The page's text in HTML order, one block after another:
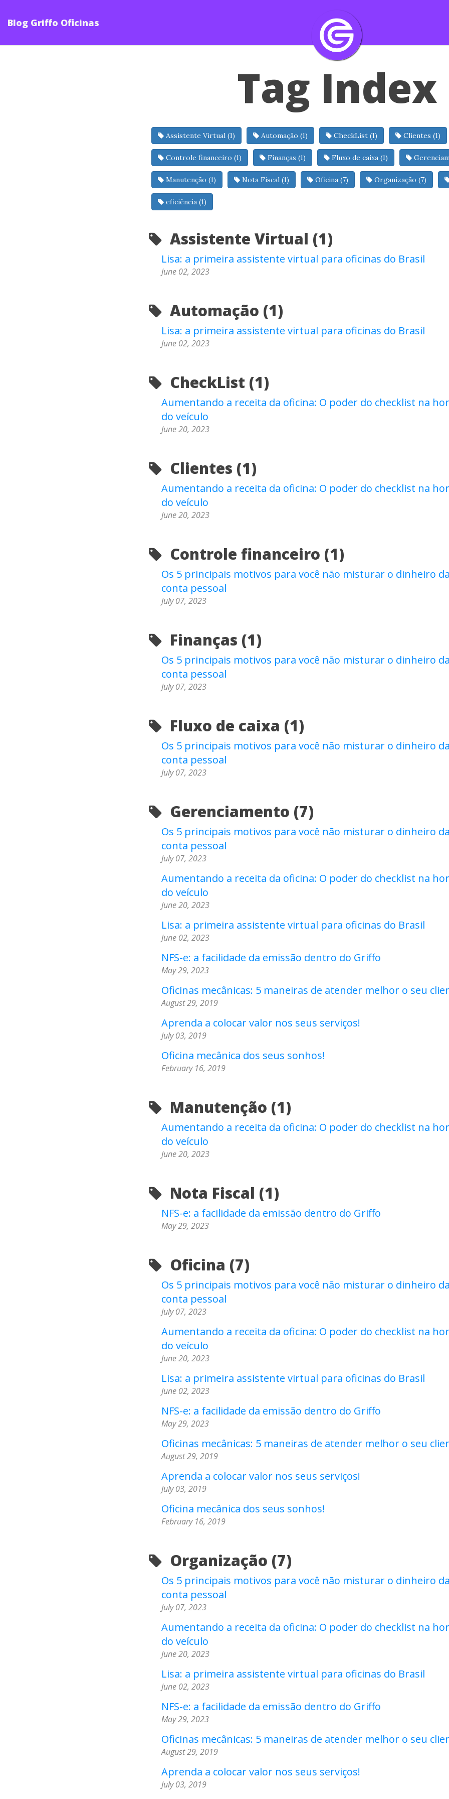
Blog Griffo Oficinas
Tag Index
Assistente Virtual (1) Automação (1) CheckList (1) Clientes (1)
Controle financeiro (1) Finanças (1) Fluxo de caixa (1)
Manutenção (1) Nota Fiscal (1) Oficina (7) Organização (7)
eficiência (1)
Assistente Virtual (1)
Lisa: a primeira assistente virtual para oficinas do Brasil
June 02, 2023
Automação (1)
Lisa: a primeira assistente virtual para oficinas do Brasil
June 02, 2023
CheckList (1)
Aumentando a receita da oficina: O poder do checklist na
do veículo
June 20, 2023
Clientes (1)
Aumentando a receita da oficina: O poder do checklist na
do veículo
June 20, 2023
Controle financeiro (1)
Os 5 principais motivos para você não misturar o dinheiro
conta pessoal
July 07, 2023
Finanças (1)
Os 5 principais motivos para você não misturar o dinheiro
conta pessoal
July 07, 2023
Fluxo de caixa (1)
Os 5 principais motivos para você não misturar o dinheiro
conta pessoal
July 07, 2023
Gerenciamento (7)
Os 5 principais motivos para você não misturar o dinheiro
conta pessoal
July 07, 2023
Aumentando a receita da oficina: O poder do checklist na
do veículo
June 20, 2023
Lisa: a primeira assistente virtual para oficinas do Brasil
June 02, 2023
NFS-e: a facilidade da emissão dentro do Griffo
May 29, 2023
Oficinas mecânicas: 5 maneiras de atender melhor o seu
August 29, 2019
Aprenda a colocar valor nos seus serviços!
July 03, 2019
Oficina mecânica dos seus sonhos!
February 16, 2019
Manutenção (1)
Aumentando a receita da oficina: O poder do checklist na
do veículo
June 20, 2023
Nota Fiscal (1)
NFS-e: a facilidade da emissão dentro do Griffo
May 29, 2023
Oficina (7)
Os 5 principais motivos para você não misturar o dinheiro
conta pessoal
July 07, 2023
Aumentando a receita da oficina: O poder do checklist na
do veículo
June 20, 2023
Lisa: a primeira assistente virtual para oficinas do Brasil
June 02, 2023
NFS-e: a facilidade da emissão dentro do Griffo
May 29, 2023
Oficinas mecânicas: 5 maneiras de atender melhor o seu
August 29, 2019
Aprenda a colocar valor nos seus serviços!
July 03, 2019
Oficina mecânica dos seus sonhos!
February 16, 2019
Organização (7)
Os 5 principais motivos para você não misturar o dinheiro
conta pessoal
July 07, 2023
Aumentando a receita da oficina: O poder do checklist na
do veículo
June 20, 2023
Lisa: a primeira assistente virtual para oficinas do Brasil
June 02, 2023
NFS-e: a facilidade da emissão dentro do Griffo
May 29, 2023
Oficinas mecânicas: 5 maneiras de atender melhor o seu
August 29, 2019
Aprenda a colocar valor nos seus serviços!
July 03, 2019